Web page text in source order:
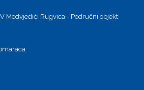
Medvjedići Rugvica - Područni objekt